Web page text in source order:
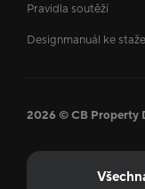
Pravidla soutěží
Designmanuál ke
2026 © CB Property